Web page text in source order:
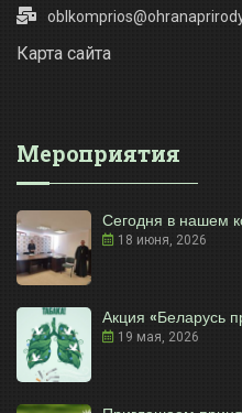
Карта сайта
Мероприятия
Сегодня в нашем
18 июня, 2026
Акция «Беларусь
19 мая, 2026